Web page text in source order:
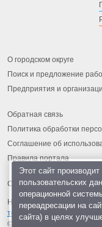
О городском округе
Поиск и предложение
Предприятия и
Обратная связь
Политика обработки
Соглашение об
Правила портала
На информационном
технологии
© 2013-2026 «ОИНФО»,
Этот сайт производит
пользовательских
операционной
переадресации на
сайта) в целях